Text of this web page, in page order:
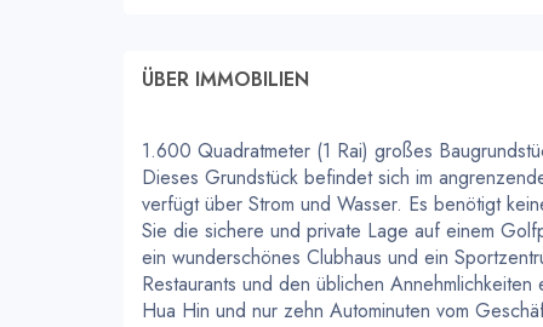
ÜBER IMMOBILIEN
1.600 Quadratmeter (1 Rai) großes
Dieses Grundstück befindet sich im
verfügt über Strom und Wasser. Es benötigt
Sie die sichere und private Lage auf einem
ein wunderschönes Clubhaus und ein
Restaurants und den üblichen
Hua Hin und nur zehn Autominuten vom